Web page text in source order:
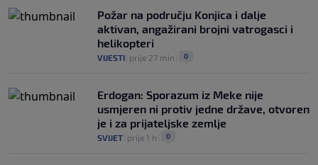
Požar na području Konjica i dalje
aktivan, angažirani brojni vatrogasci i
helikopteri
VIJESTI prije 27 min 0
Erdogan: Sporazum iz Meke nije
usmjeren ni protiv jedne države, otvoren
je i za prijateljske zemlje
SVIJET prije 1 h 0